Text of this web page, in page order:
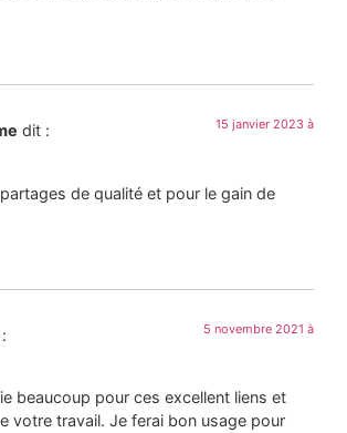
dit : 15 janvier 2023 à
de qualité et pour le gain de
5 novembre 2021 à
beaucoup pour ces excellent liens et
votre travail. Je ferai bon usage pour